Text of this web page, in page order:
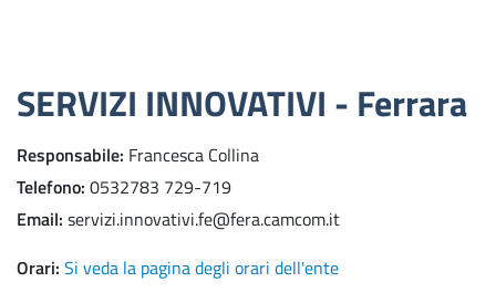
SERVIZI INNOVATIVI - Ferrara
Responsabile Francesca Collina
Telefono 0532783 729-719
Email servizi.innovativi.fe@fera.camcom.it
Orari Si veda la pagina degli orari dell'ente